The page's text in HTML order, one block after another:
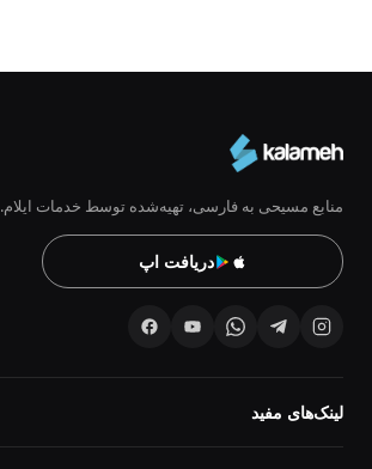
منابع مسیحی به فارسی، تهیه‌شده توسط خدمات ایلام.
دریافت اپ
لینک‌های مفید